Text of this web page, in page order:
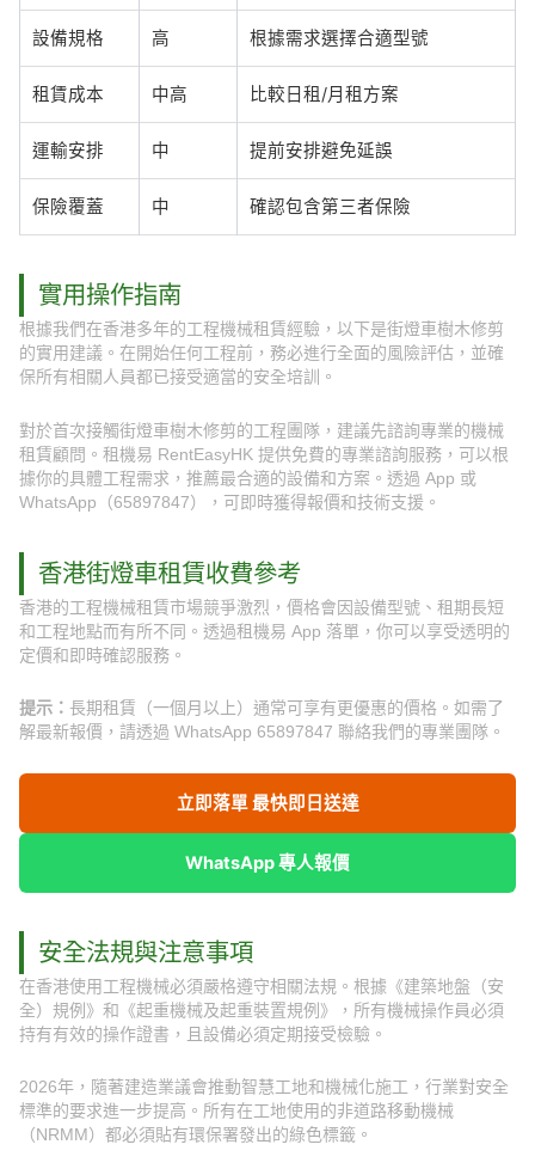
設備規格 高 根據需求選擇合適型號
租賃成本 中高 比較日租/月租方案
運輸安排 中 提前安排避免延誤
保險覆蓋 中 確認包含第三者保險
實用操作指南
根據我們在香港多年的工程機械租賃經驗，以下是街燈車樹木修剪
的實用建議。在開始任何工程前，務必進行全面的風險評估，並確
保所有相關人員都已接受適當的安全培訓。
對於首次接觸街燈車樹木修剪的工程團隊，建議先諮詢專業的機械
租賃顧問。租機易 RentEasyHK 提供免費的專業諮詢服務，可以根
據你的具體工程需求，推薦最合適的設備和方案。透過 App 或
WhatsApp（65897847），可即時獲得報價和技術支援。
香港街燈車租賃收費參考
香港的工程機械租賃市場競爭激烈，價格會因設備型號、租期長短
和工程地點而有所不同。透過租機易 App 落單，你可以享受透明的
定價和即時確認服務。
提示： 長期租賃（一個月以上）通常可享有更優惠的價格。如需了
解最新報價，請透過 WhatsApp 65897847 聯絡我們的專業團隊。
立即落單 最快即日送達
WhatsApp 專人報價
安全法規與注意事項
在香港使用工程機械必須嚴格遵守相關法規。根據《建築地盤（安
全）規例》和《起重機械及起重裝置規例》，所有機械操作員必須
持有有效的操作證書，且設備必須定期接受檢驗。
2026年，隨著建造業議會推動智慧工地和機械化施工，行業對安全
標準的要求進一步提高。所有在工地使用的非道路移動機械
（NRMM）都必須貼有環保署發出的綠色標籤。